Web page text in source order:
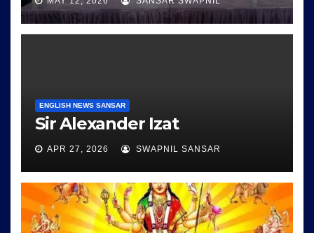
ENGLISH NEWS SANSAR
Sir Alexander Izat
APR 27, 2026 SWAPNIL SANSAR